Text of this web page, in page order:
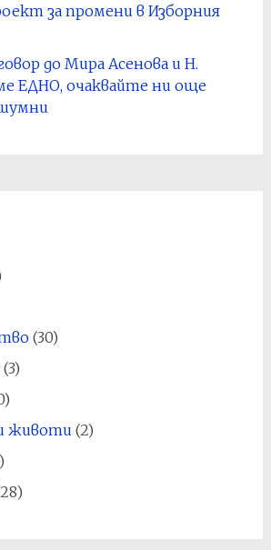
за промени в Изборния
до Мира Асенова и Н.
ЕДНО, очаквайте ни още
(30)
(3)
животи (2)